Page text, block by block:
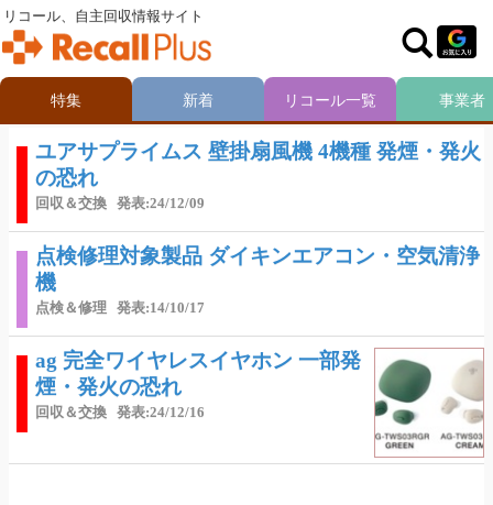
ユアサプライムス 壁掛扇風機 4機種 発煙・発火
の恐れ
回収＆交換 発表:24/12/09
点検修理対象製品 ダイキンエアコン・空気清浄
機
点検＆修理 発表:14/10/17
ag 完全ワイヤレスイヤホン 一部発
煙・発火の恐れ
回収＆交換 発表:24/12/16
リコール、自主回収情報サイト
特集 新着 リコール一覧 事業者